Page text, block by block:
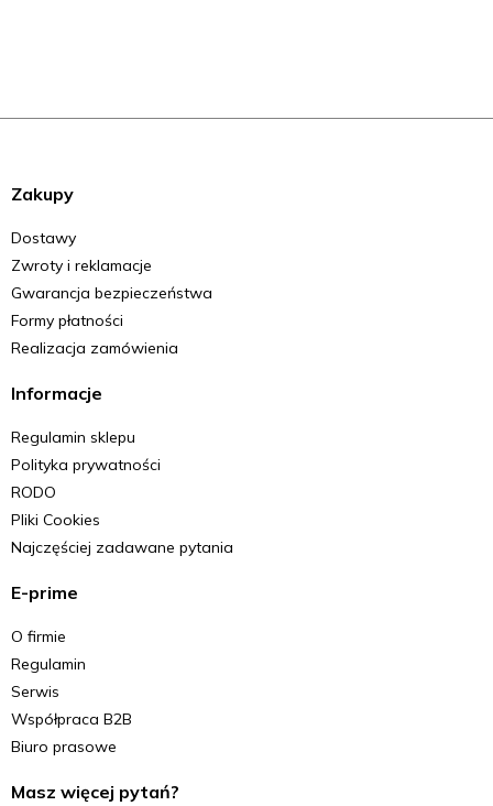
Zakupy
Dostawy
Zwroty i reklamacje
Gwarancja bezpieczeństwa
Formy płatności
Realizacja zamówienia
Informacje
Regulamin sklepu
Polityka prywatności
RODO
Pliki Cookies
Najczęściej zadawane pytania
E-prime
O firmie
Regulamin
Serwis
Współpraca B2B
Biuro prasowe
Masz więcej pytań?